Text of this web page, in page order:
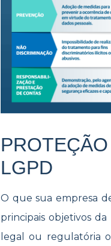
LGPD
O que sua empresa
principais objetivos da
legal ou regulatória